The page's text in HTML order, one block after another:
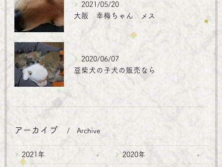
2021/05/20
大阪 幸梅ちゃん メス
2020/06/07
豆柴犬の子犬の販売なら
アーカイブ Archive
2021年 2020年